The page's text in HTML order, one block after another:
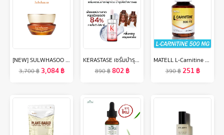
[NEW] SULWHASOO Concentrated Ginseng Rejuvenating Eye Cream 15ml. โซลวาซู ครีมบำรุงรอบดวงตา ลดปัญหาริ้วรอยรอบดวงตา เพื่อผิวกระชับ เรียบเนียนยิ่งขึ้น ซัลวาซู (ปรับสูตรใหม่)
3,700฿ 3,084฿
KERASTASE เซรั่มบำรุงหนังศีรษะ กลิ่นหอมสดชื่นสำหรับผมขาดหลุดร่วงระยะเริ่มต้น 30 มล GENESIS SERUM ANTI-CHUTE FORTIFIANT FOR ANTI HAIR-FALL 30ML (เคเรสตาส,เจเนซิส)
890฿802฿
MATELL L-Carnitine 500mg(100capsules) แอลคาร์นิทีน 500มก(100แคป)
390฿251 ฿